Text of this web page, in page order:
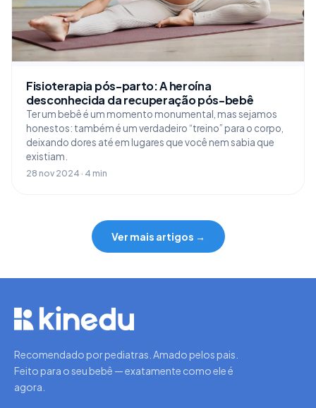
Fisioterapia pós-parto: A heroína
desconhecida da recuperação pós-bebê
Ter um bebê é um momento monumental, mas sejamos
honestos: também é um verdadeiro “treino” para o corpo,
deixando dores até em lugares que você nem sabia que
existiam.
28 nov 2024 · 4 min
Ver mais artigos →
Recomendado por pediatras. Amado pelos pais.
Feito para o seu bebê — exatamente como ele é
agora.